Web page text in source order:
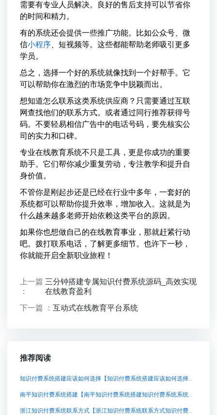
需要有专业人员解决。良好的售后支持可以节省你
的时间和精力。
有的系统还会提供一些推广功能。比如公众号、微
信小程序、短视频等。这些都能帮助老师吸引更多
学员。
总之，选择一个好的系统就像找到一个好帮手。它
可以帮助你在激烈的市场竞争中脱颖而出。
想知道怎么联系这类系统供应商？只需要通过互联
网查找他们的联系方式。或者通过同行推荐获得号
码。不要轻易相信广告中的电话号码，要先核实公
司的实力和口碑。
专业在线教育系统不只是工具，更是你成功的重要
助手。它们帮你减少重复劳动，专注教学和提升自
身价值。
不管你是刚起步还是已经在行业中多年，一套好的
系统都可以帮助你提升效率，增加收入。这就是为
什么越来越多老师开始依赖这类平台的原因。
如果你也想做自己的在线教育事业，那就赶紧行动
吧。拨打联系电话，了解更多细节。也许下一秒，
你就能开启全新职业旅程！
上一篇
：
三分钟搭建专属知识付费系统源码_高效实现
在线教育盈利
下一篇 ： 互动式在线教育平台系统
推荐阅读
知识付费系统搭建应该如何选择【知识付费系统搭建应该如何选择知识付费系统系统怎么制作，知识付费系统搭建使用教程】
南平知识付费系统搭建【南平知识付费系统搭建知识付费系统系统怎么制作，知识付费系统搭建使用教程】
浙江知识付费系统联系方式【浙江知识付费系统联系方式知识付费系统系统怎么制作，知识付费系统搭建使用教程】